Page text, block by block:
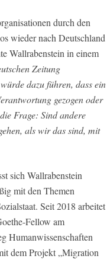
durch den
wieder nach Deutschland
Wallrabenstein in einem
Zeitung
dazu führen, dass ein
gezogen oder
Frage: Sind andere
als wir das sind, mit
sich Wallrabenstein
mit den Themen
Seit 2018 arbeitet
Fellow am
Humanwissenschaften
dem Projekt „Migration